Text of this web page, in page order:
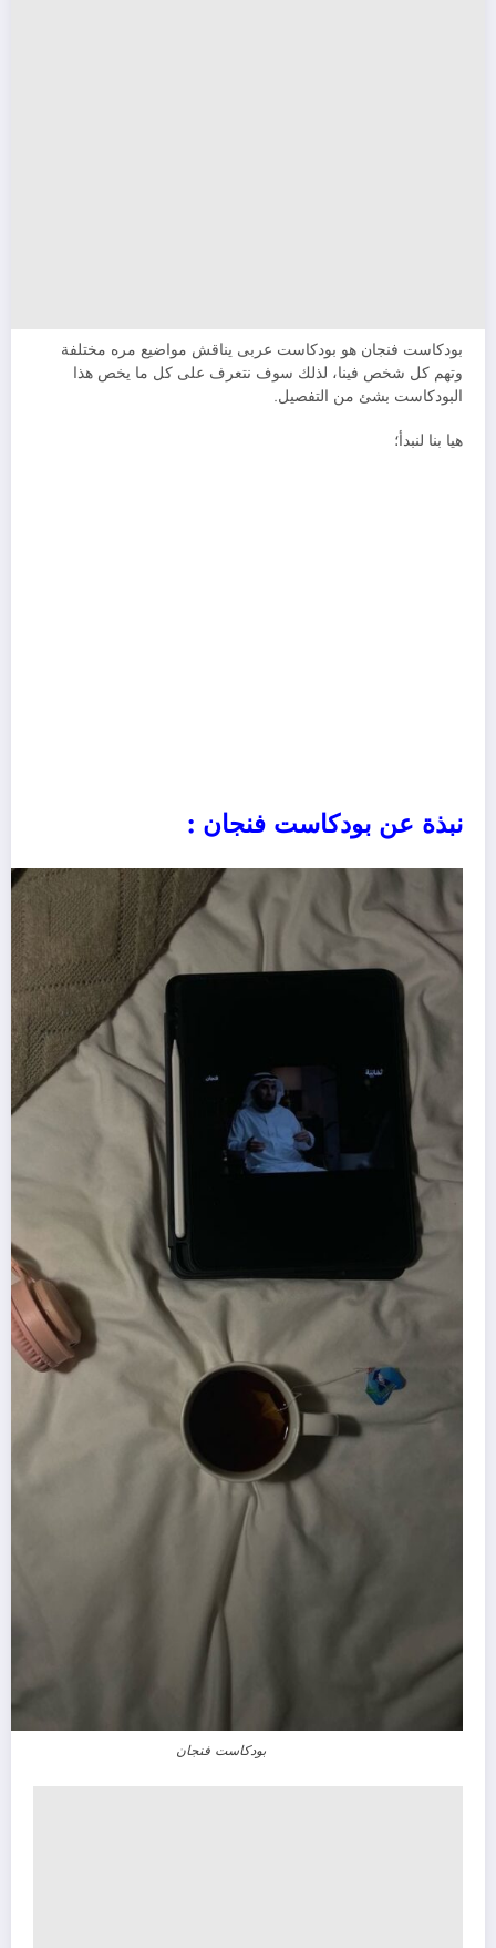
بودكاست فنجان هو بودكاست عربى يناقش مواضيع مره مختلفة
وتهم كل شخص فينا، لذلك سوف نتعرف على كل ما يخص هذا
البودكاست بشئ من التفصيل.
هيا بنا لنبدأ؛
نبذة عن بودكاست فنجان :
بودكاست فنجان